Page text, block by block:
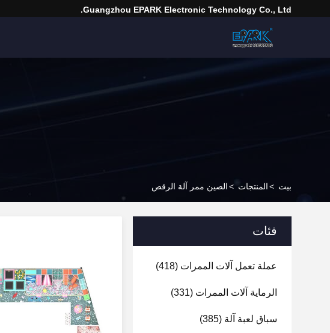
Guangzhou EPARK Electronic Technology Co., Ltd.
بيت >المنتجات >الصين ممر آلة الرقص
فئات
عملة تعمل آلات الممرات (418)
الرماية آلات الممرات (331)
سباق لعبة آلة (385)